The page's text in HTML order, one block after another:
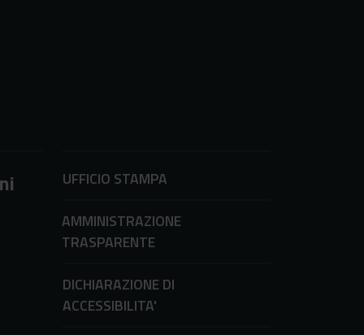
UFFICIO STAMPA
AMMINISTRAZIONE
TRASPARENTE
DICHIARAZIONE DI
ACCESSIBILITA'